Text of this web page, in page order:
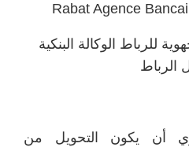
Rabat Agence
للرباط الوكالة البنكية
الرباط
أن يكون التحويل من